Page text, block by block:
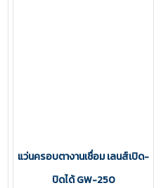
แว่นครอบตางานเชื่อม เลนส์เปิด-
ปิดได้ GW-250